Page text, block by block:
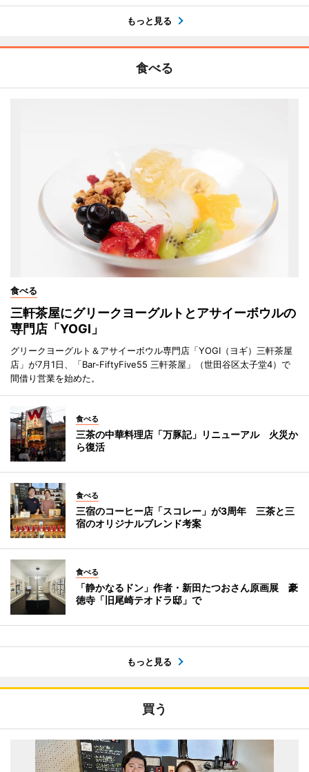
もっと見る
食べる
食べる
三軒茶屋にグリークヨーグルトとアサイーボウルの
専門店「YOGI」
グリークヨーグルト＆アサイーボウル専門店「YOGI（ヨギ）三軒茶屋
店」が7月1日、「Bar-FiftyFive55 三軒茶屋」（世田谷区太子堂4）で
間借り営業を始めた。
食べる
三茶の中華料理店「万豚記」リニューアル 火災か
ら復活
食べる
三宿のコーヒー店「スコレー」が3周年 三茶と三
宿のオリジナルブレンド考案
食べる
「静かなるドン」作者・新田たつおさん原画展 豪
徳寺「旧尾崎テオドラ邸」で
もっと見る
買う